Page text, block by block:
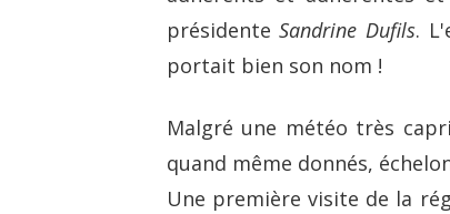
présidenteSandrine Dufils.
portait bien son nom !
Malgré une météo très
quand même donnés,
Une première visite de la